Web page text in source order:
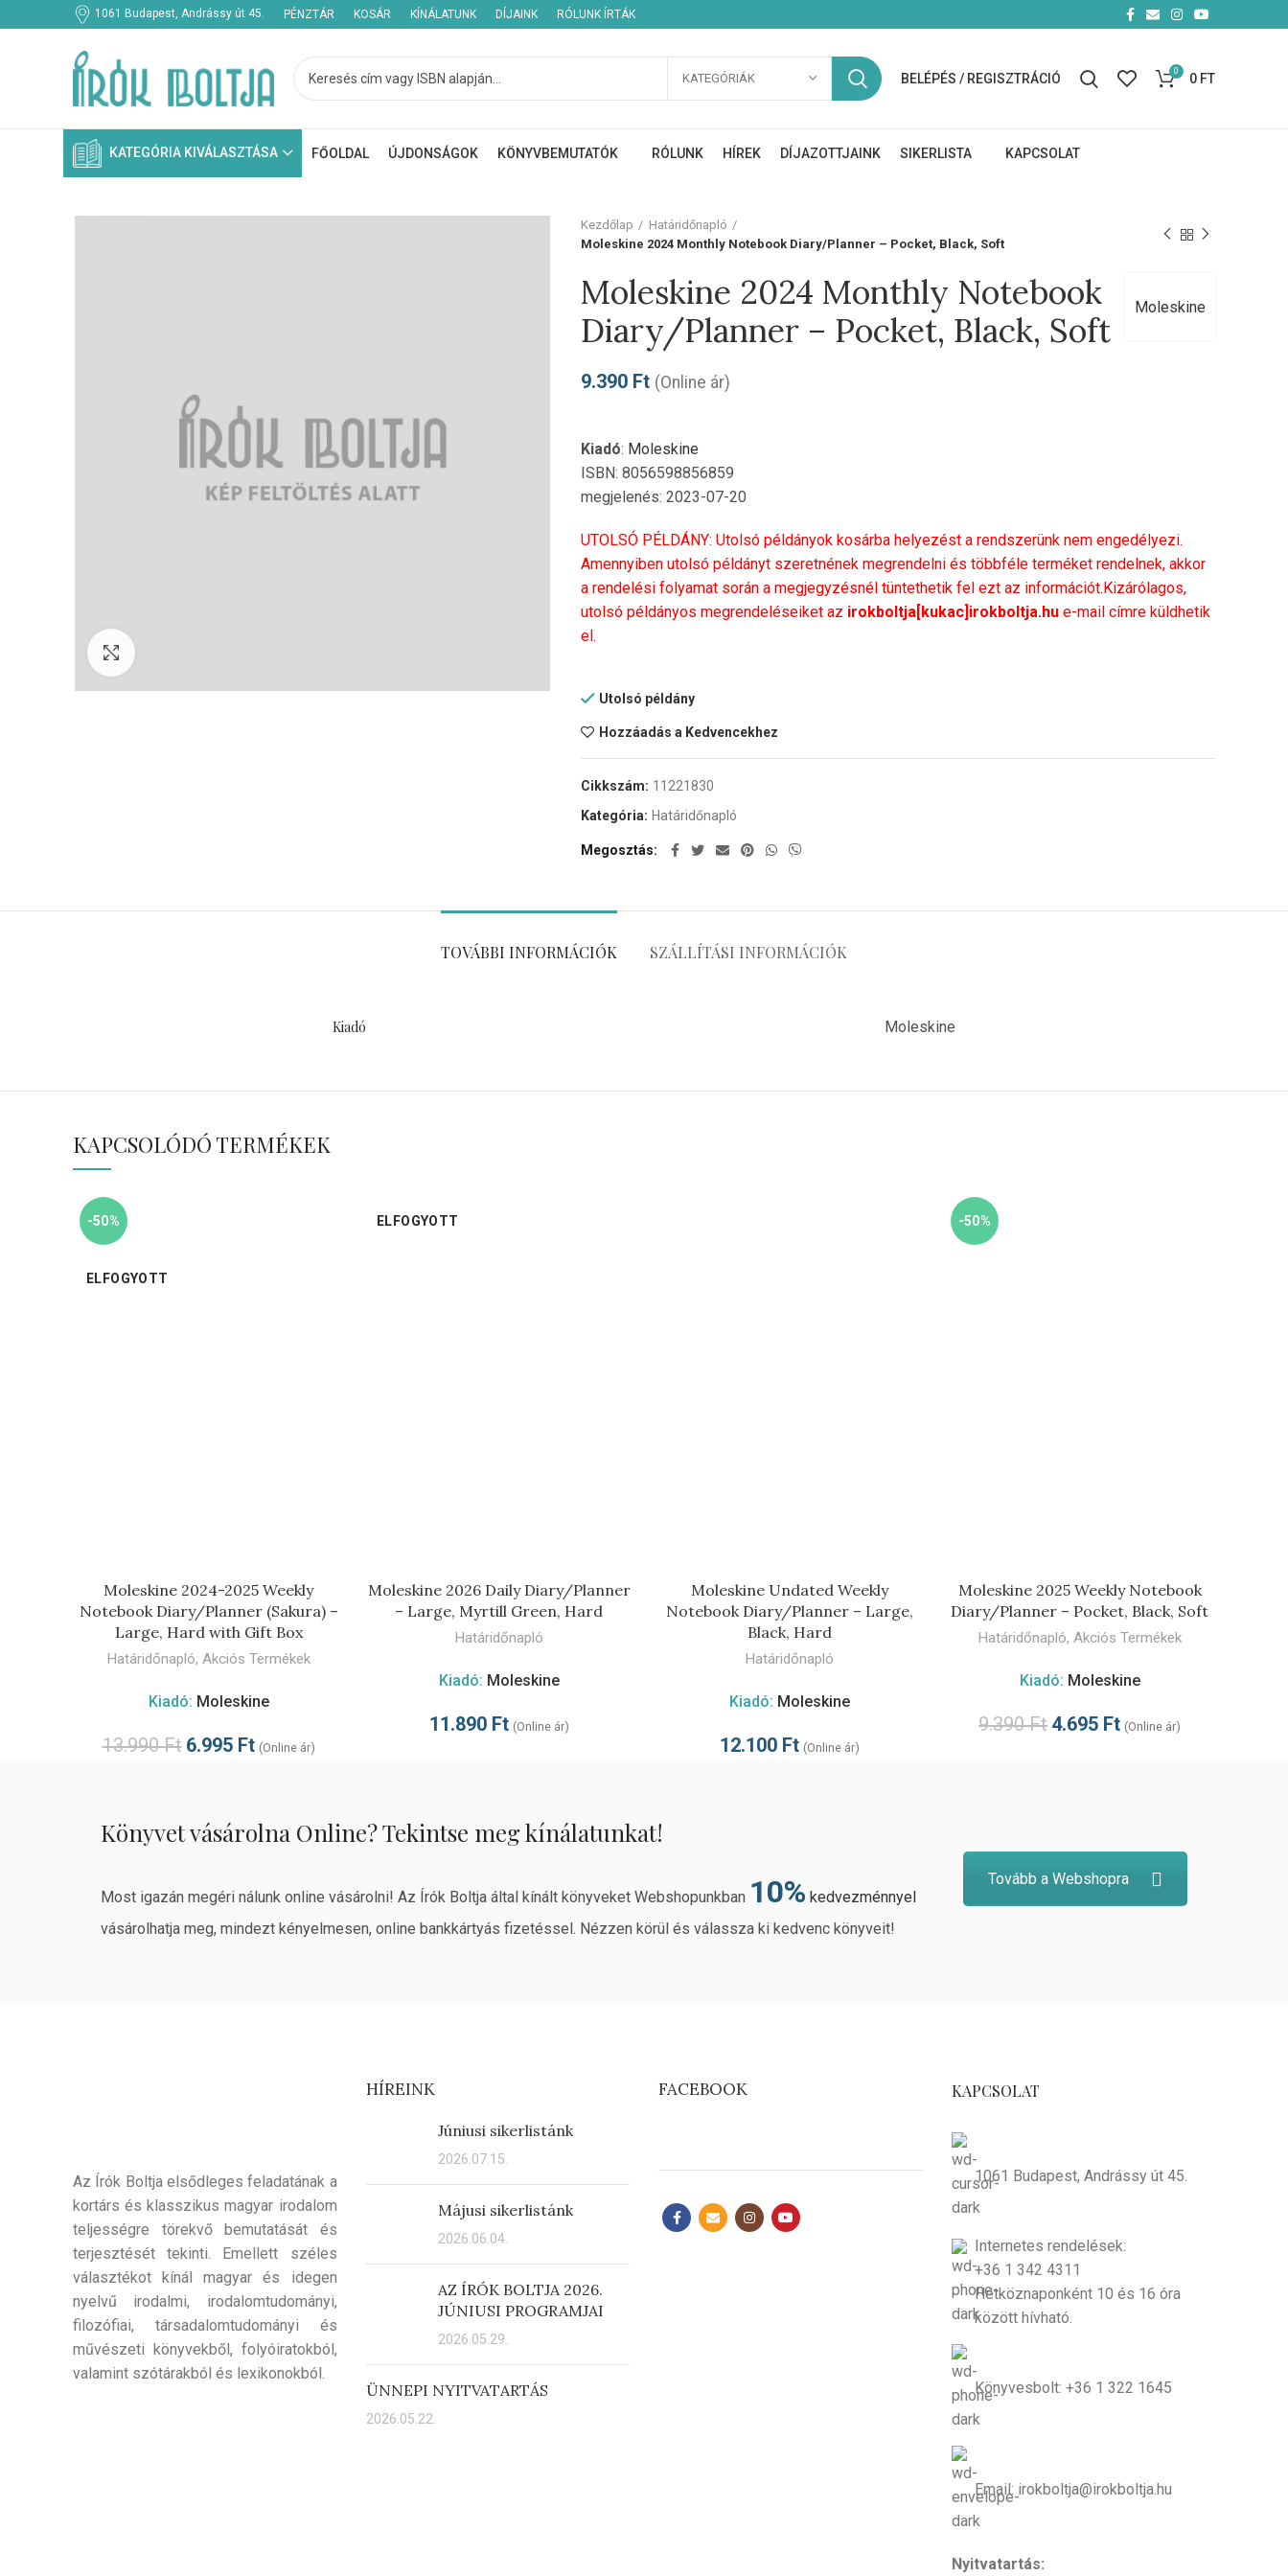
1061 Budapest, Andrássy út 45. PÉNZTÁR KOSÁR KÍNÁLATUNK DÍJAINK RÓLUNK ÍRTÁK
KATEGÓRIÁK BELÉPÉS / REGISZTRÁCIÓ 0 0 FT
KATEGÓRIA KIVÁLASZTÁSA FŐOLDAL ÚJDONSÁGOK KÖNYVBEMUTATÓK RÓLUNK HÍREK DÍJAZOTTJAINK SIKERLISTA KAPCSOLAT
Kezdőlap
Határidőnapló
Moleskine 2024 Monthly Notebook Diary/Planner – Pocket, Black, Soft
Moleskine
Moleskine 2024 Monthly Notebook
Diary/Planner – Pocket, Black, Soft
9.390 Ft (Online ár)
Kiadó: Moleskine
ISBN: 8056598856859
megjelenés: 2023-07-20
UTOLSÓ PÉLDÁNY: Utolsó példányok kosárba helyezést a rendszerünk nem engedélyezi.
Amennyiben utolsó példányt szeretnének megrendelni és többféle terméket rendelnek, akkor
a rendelési folyamat során a megjegyzésnél tüntethetik fel ezt az információt.Kizárólagos,
utolsó példányos megrendeléseiket az irokboltja[kukac]irokboltja.hue-mail címre küldhetik
el.
Utolsó példány
Hozzáadás a Kedvencekhez
Cikkszám: 11221830
Kategória: Határidőnapló
Megosztás
TOVÁBBI INFORMÁCIÓK SZÁLLÍTÁSI INFORMÁCIÓK
Kiadó Moleskine
KAPCSOLÓDÓ TERMÉKEK
-50%
ELFOGYOTT
TOVÁBB
Moleskine 2024-2025 Weekly
Notebook Diary/Planner (Sakura) –
Large, Hard with Gift Box
Határidőnapló, Akciós Termékek
Kiadó: Moleskine
13.990Ft 6.995 Ft (Online ár)
ELFOGYOTT
TOVÁBB
Moleskine 2026 Daily Diary/Planner
– Large, Myrtill Green, Hard
Határidőnapló
Kiadó: Moleskine
11.890 Ft (Online ár)
KOSÁRBA TESZEM
Moleskine Undated Weekly
Notebook Diary/Planner – Large,
Black, Hard
Határidőnapló
Kiadó: Moleskine
12.100 Ft (Online ár)
-50%
Moleskine 2025 Weekly Notebook
Diary/Planner – Pocket, Black, Soft
Határidőnapló, Akciós Termékek
Kiadó: Moleskine
9.390Ft 4.695 Ft (Online ár)
Könyvet vásárolna Online? Tekintse meg kínálatunkat!
Most igazán megéri nálunk online vásárolni! Az Írók Boltja által kínált könyveket Webshopunkban 10% kedvezménnyel
vásárolhatja meg, mindezt kényelmesen, online bankkártyás fizetéssel. Nézzen körül és válassza ki kedvenc könyveit!
Tovább a Webshopra
Az Írók Boltja elsődleges feladatának a
kortárs és klasszikus magyar irodalom
teljességre törekvő bemutatását és
terjesztését tekinti. Emellett széles
választékot kínál magyar és idegen
nyelvű irodalmi, irodalomtudományi,
filozófiai, társadalomtudományi és
művészeti könyvekből, folyóiratokból,
valamint szótárakból és lexikonokból.
HÍREINK
Júniusi sikerlistánk
2026.07.15.
Májusi sikerlistánk
2026.06.04.
AZ ÍRÓK BOLTJA 2026.
JÚNIUSI PROGRAMJAI
2026.05.29.
ÜNNEPI NYITVATARTÁS
2026.05.22.
FACEBOOK KAPCSOLAT
1061 Budapest, Andrássy út 45.
Internetes rendelések:
+36 1 342 4311
Hétköznaponként 10 és 16 óra
között hívható.
Könyvesbolt: +36 1 322 1645
Email: irokboltja@irokboltja.hu
Nyitvatartás: